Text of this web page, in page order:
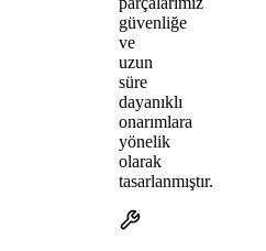
güvenliğe
ve
uzun
süre
dayanıklı
onarımlara
yönelik
olarak
tasarlanmıştır.